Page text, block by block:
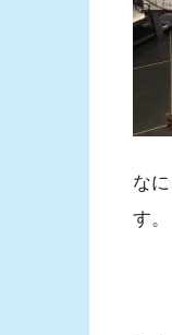
な
す。